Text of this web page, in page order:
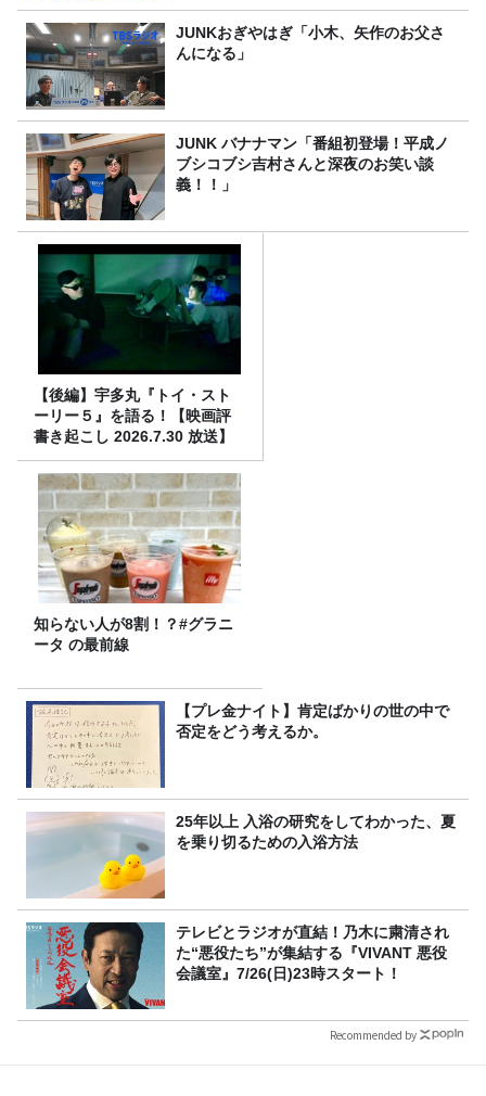
JUNKおぎやはぎ「小木、矢作のお父さ
んになる」
JUNK バナナマン「番組初登場！平成ノ
ブシコブシ吉村さんと深夜のお笑い談
義！！」
【後編】宇多丸『トイ・スト
ーリー５』を語る！【映画評
書き起こし 2026.7.30 放送】
知らない人が8割！？#グラニ
ータ の最前線
【プレ金ナイト】肯定ばかりの世の中で
否定をどう考えるか。
25年以上 入浴の研究をしてわかった、夏
を乗り切るための入浴方法
テレビとラジオが直結！乃木に粛清され
た“悪役たち”が集結する『VIVANT 悪役
会議室』7/26(日)23時スタート！
Recommended by